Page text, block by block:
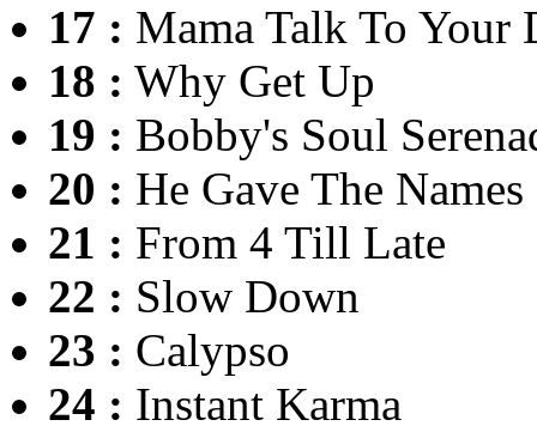
17 : Mama Talk To Your
18 : Why Get Up
19 : Bobby's Soul
20 : He Gave The Names
21 : From 4 Till Late
22 : Slow Down
23 : Calypso
24 : Instant Karma